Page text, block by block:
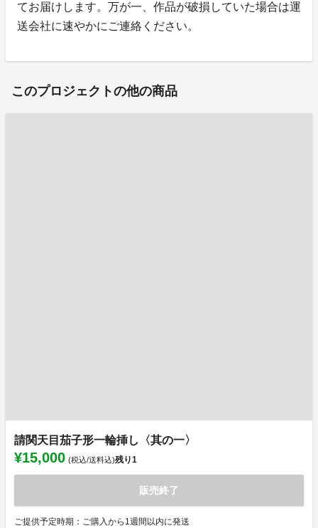
てお届けします。万が一、作品が破損していた場合は運
送会社に速やかにご連絡ください。
このプロジェクトの他の商品
請関天目茄子形一輪挿し〈其の一〉
¥15,000 (税込/送料込)残り1
販売終了
ご提供予定時期：ご購入から1週間以内に発送